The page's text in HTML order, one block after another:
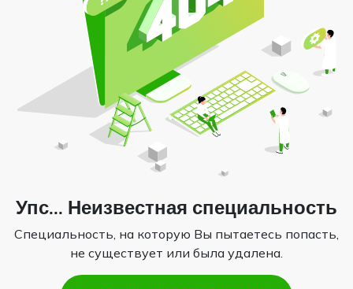
Упс... Неизвестная специальность
Специальность, на которую Вы пытаетесь попасть,
не существует или была удалена.